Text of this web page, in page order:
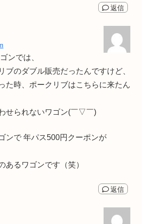
返信
ンでは、
ブのダブル販売だったんですけど、
た時、ポークリブはこちらに来たん
せられないワゴン(￣▽￣)
ンで 年パス500円クーポンが
あるワゴンです（笑）
返信